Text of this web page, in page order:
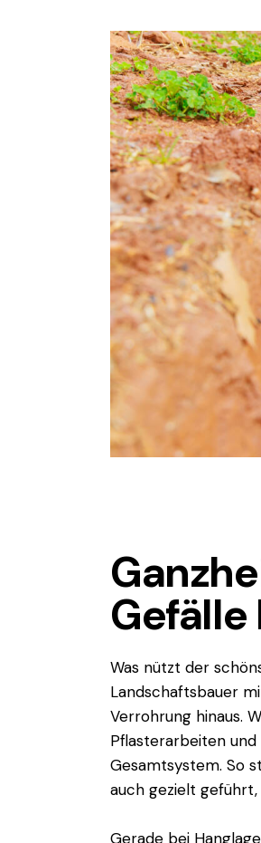
Was nützt der
Landschaftsbauer
Verrohrung hinaus.
Pflasterarbeiten
Gesamtsystem. So
auch gezielt
Gerade bei